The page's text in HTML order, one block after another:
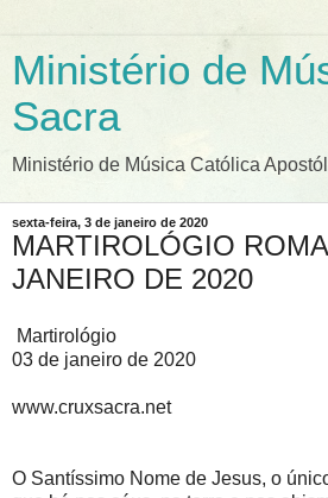
Ministério de
Sacra
Ministério de Música Católica
sexta-feira, 3 de janeiro de 2020
MARTIROLÓGIO
JANEIRO DE 2020
Martirológio
03 de janeiro de 2020
www.cruxsacra.net
O Santíssimo Nome de Jesus, o